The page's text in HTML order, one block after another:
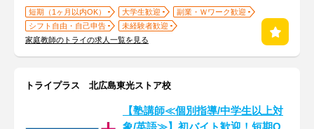
短期（1ヶ月以内OK） 大学生歓迎
副業・Ｗワーク歓迎
シフト自由・自己申告
未経験者歓迎
家庭教師のトライの求人一覧を見る
トライプラス 北広島東光ストア校
【塾講師≪個別指導/中学生以上対